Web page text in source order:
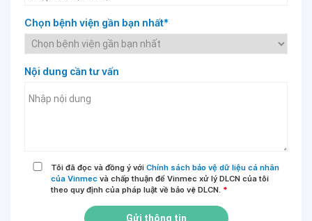
Chọn bệnh viện gần bạn nhất*
Nội dung cần tư vấn
Tôi đã đọc và đồng ý với Chính sách bảo vệ dữ liệu cá nhân
của Vinmec và chấp thuận để Vinmec xử lý DLCN của tôi
theo quy định của pháp luật về bảo vệ DLCN. *
Gửi thông tin